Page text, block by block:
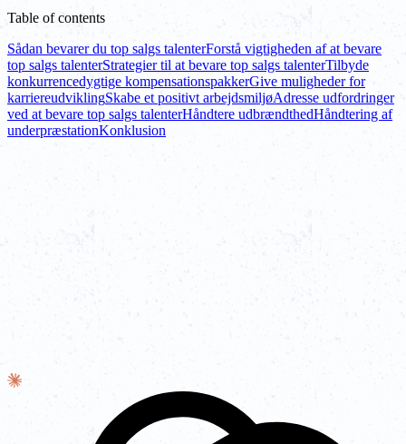
Table of contents
Sådan bevarer du top salgs talenterForstå vigtigheden af at bevare
top salgs talenterStrategier til at bevare top salgs talenterTilbyde
konkurrencedygtige kompensationspakkerGive muligheder for
karriereudviklingSkabe et positivt arbejdsmiljøAdresse udfordringer
ved at bevare top salgs talenterHåndtere udbrændthedHåndtering af
underpræstationKonklusion